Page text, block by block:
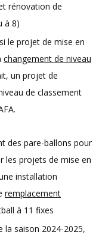
rénovation de
à 8)
le projet de mise en
changement de niveau
un projet de
de classement
des pare-ballons pour
les projets de mise en
installation
remplacement
à 11 fixes
la saison 2024-2025,